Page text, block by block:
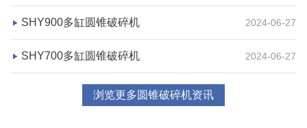
SHY900多缸圆锥破碎机 2024-06-27
SHY700多缸圆锥破碎机 2024-06-27
浏览更多圆锥破碎机资讯